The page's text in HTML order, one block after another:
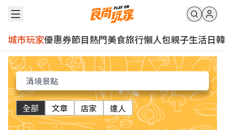
城市玩家優惠券節目熱門美食旅行懶人包親子生活日韓
全部 文章 店家 達人